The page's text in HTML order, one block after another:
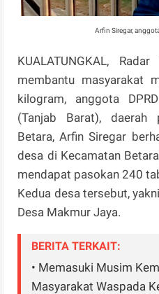
Arfin Siregar,
KUALATUNGKAL,
membantu masyarakat
kilogram, anggota
(Tanjab Barat), daerah
Betara, Arfin Siregar
desa di Kecamatan
mendapat pasokan 240
Kedua desa tersebut,
Desa Makmur Jaya.
BERITA TERKAIT:
• Memasuki Musim
Masyarakat Waspada